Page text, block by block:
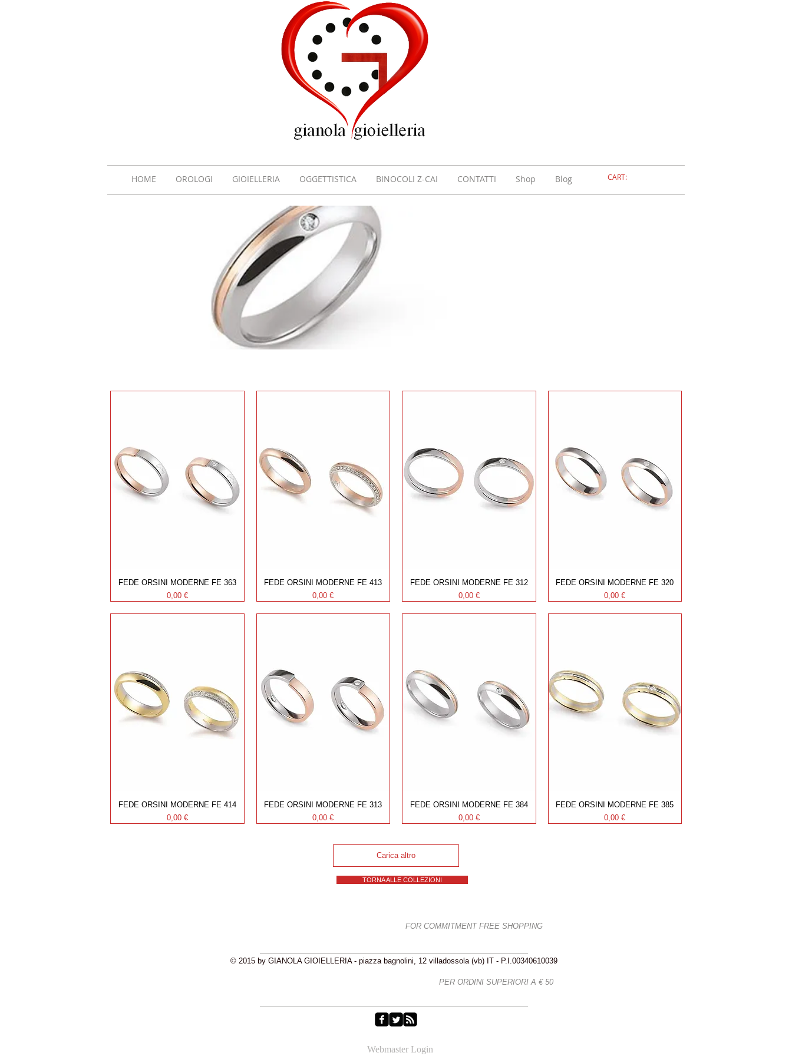
HOME OROLOGI GIOIELLERIA OGGETTISTICA BINOCOLI Z-CAI CONTATTI Shop Blog CART:
FEDE ORSINI MODERNE FE 363
Prezzo
0,00 €
FEDE ORSINI MODERNE FE 413
Prezzo
0,00 €
FEDE ORSINI MODERNE FE 312
Prezzo
0,00 €
FEDE ORSINI MODERNE FE 320
Prezzo
0,00 €
FEDE ORSINI MODERNE FE 414
Prezzo
0,00 €
FEDE ORSINI MODERNE FE 313
Prezzo
0,00 €
FEDE ORSINI MODERNE FE 384
Prezzo
0,00 €
FEDE ORSINI MODERNE FE 385
Prezzo
0,00 €
Carica altro
TORNA ALLE COLLEZIONI
FOR COMMITMENT FREE SHOPPING
© 2015 by GIANOLA GIOIELLERIA - piazza bagnolini, 12 villadossola (vb) IT - P.I.00340610039
PER ORDINI SUPERIORI A € 50
Webmaster Login